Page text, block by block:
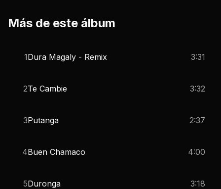
Más de este álbum
1Dura Magaly - Remix 3:31
2Te Cambie 3:32
3Putanga 2:37
4Buen Chamaco 4:00
5Duronga 3:18